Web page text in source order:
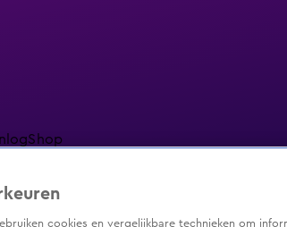
Shop
cookies en vergelijkbare technieken om